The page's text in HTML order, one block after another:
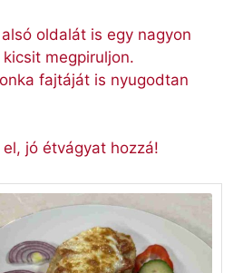
oldalát is egy nagyon
megpiruljon.
fajtáját is nyugodtan
jó étvágyat hozzá!